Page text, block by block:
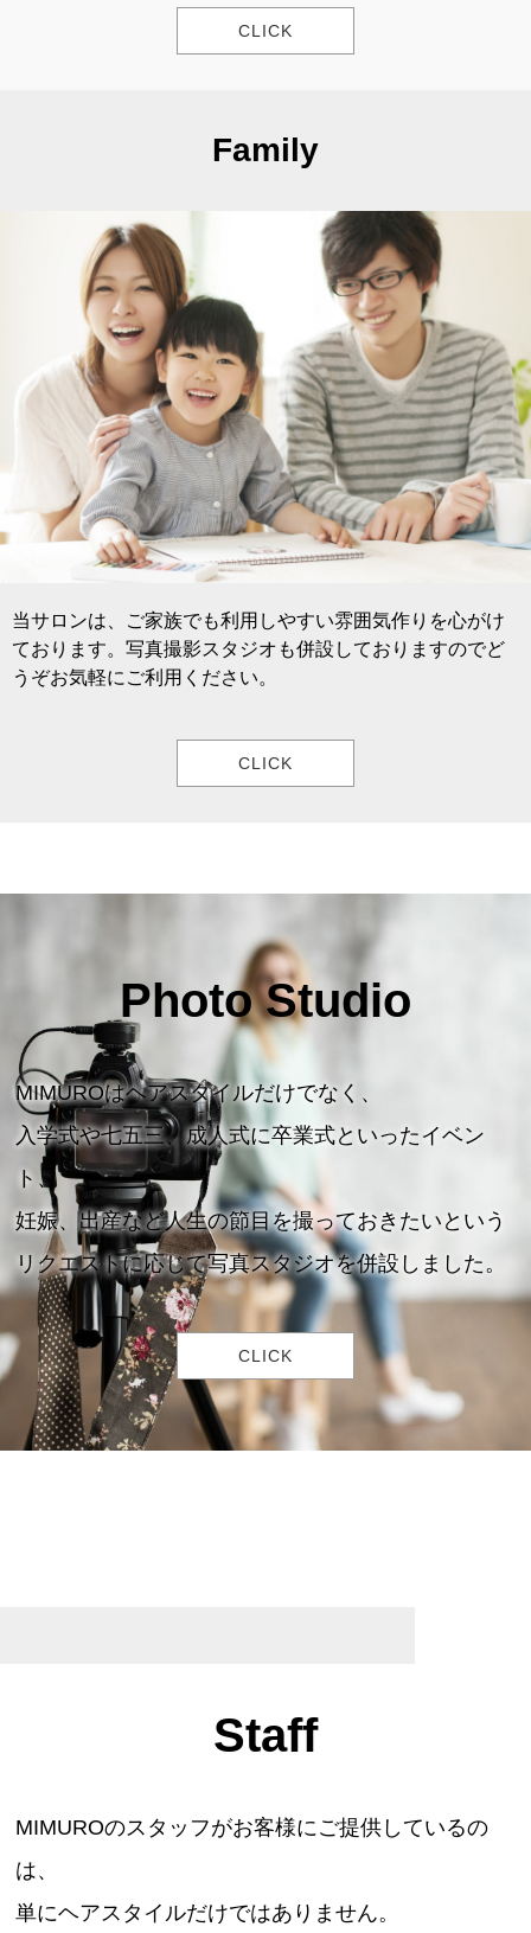
CLICK
Family
当サロンは、ご家族でも利用しやすい雰囲気作りを心がけ
ております。写真撮影スタジオも併設しておりますのでど
うぞお気軽にご利用ください。
CLICK
Photo Studio
MIMUROはヘアスタイルだけでなく、
入学式や七五三、成人式に卒業式といったイベン
ト、
妊娠、出産など人生の節目を撮っておきたいという
リクエストに応じて写真スタジオを併設しました。
CLICK
Staff
MIMUROのスタッフがお客様にご提供しているの
は、
単にヘアスタイルだけではありません。